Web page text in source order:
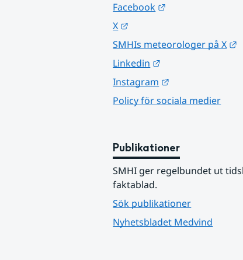
Facebook
X
SMHIs meteorologer på X
Linkedin
Instagram
Policy för sociala medier
Publikationer
SMHI ger regelbundet ut
faktablad.
Sök publikationer
Nyhetsbladet Medvind